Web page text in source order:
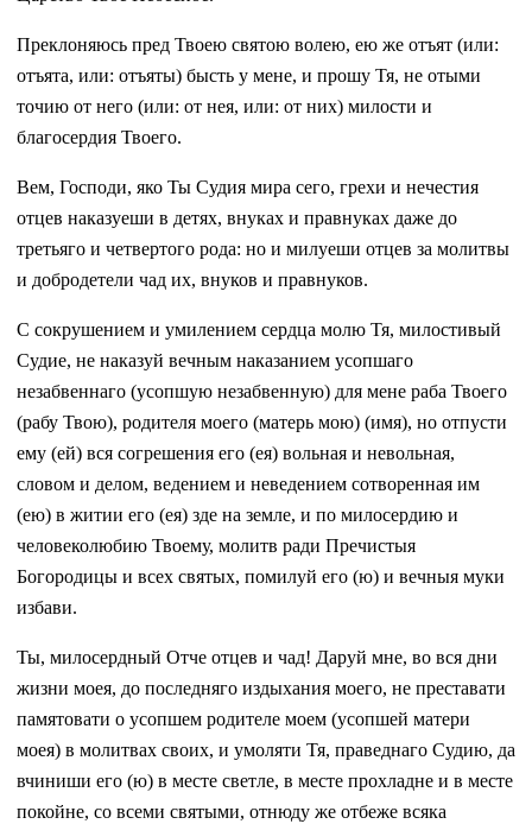
Преклоняюсь пред Твоею святою волею, ею же отъят (или:
отъята, или: отъяты) бысть у мене, и прошу Тя, не отыми
точию от него (или: от нея, или: от них) милости и
благосердия Твоего.
Вем, Господи, яко Ты Судия мира сего, грехи и нечестия
отцев наказуеши в детях, внуках и правнуках даже до
третьяго и четвертого рода: но и милуеши отцев за молитвы
и добродетели чад их, внуков и правнуков.
С сокрушением и умилением сердца молю Тя, милостивый
Судие, не наказуй вечным наказанием усопшаго
незабвеннаго (усопшую незабвенную) для мене раба Твоего
(рабу Твою), родителя моего (матерь мою) (имя), но отпусти
ему (ей) вся согрешения его (ея) вольная и невольная,
словом и делом, ведением и неведением сотворенная им
(ею) в житии его (ея) зде на земле, и по милосердию и
человеколюбию Твоему, молитв ради Пречистыя
Богородицы и всех святых, помилуй его (ю) и вечныя муки
избави.
Ты, милосердный Отче отцев и чад! Даруй мне, во вся дни
жизни моея, до последняго издыхания моего, не преставати
памятовати о усопшем родителе моем (усопшей матери
моея) в молитвах своих, и умоляти Тя, праведнаго Судию, да
вчиниши его (ю) в месте светле, в месте прохладне и в месте
покойне, со всеми святыми, отнюду же отбеже всяка